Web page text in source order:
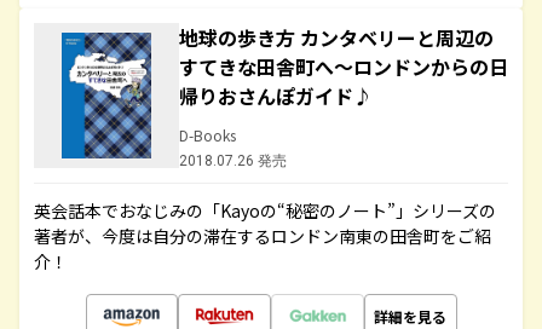
地球の歩き方 カンタベリーと周辺の
すてきな田舎町へ～ロンドンからの日
帰りおさんぽガイド♪
D-Books
2018.07.26 発売
英会話本でおなじみの「Kayoの“秘密のノート”」シリーズの
著者が、今度は自分の滞在するロンドン南東の田舎町をご紹
介！
詳細を見る